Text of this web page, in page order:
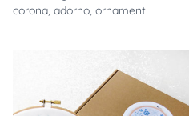
corona,adorno,ornament